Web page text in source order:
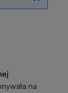
na